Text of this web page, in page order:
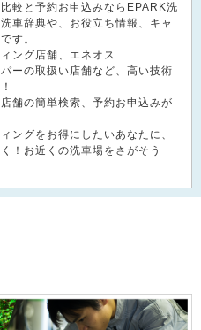
較と予約お申込みならEPARK洗
車辞典や、お役立ち情報、キャ
す。
ング店舗、エネオス
ーの取扱い店舗など、高い技術
舗の簡単検索、予約お申込みが
ングをお得にしたいあなたに、
！お近くの洗車場をさがそう